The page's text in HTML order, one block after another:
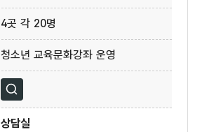
4곳 각 20명
청소년 교육문화강좌 운영
자세히보기
상담실